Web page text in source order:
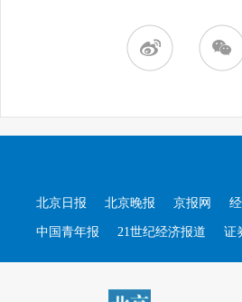
北京日报 北京晚报 京报网
中国青年报 21世纪经济报道 证